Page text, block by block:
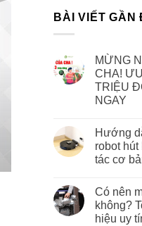
BÀI VIẾT GẦN
MỪNG
CHA!
TRIỆU
NGAY
Hướng
robot
tác cơ
Có nên
không?
hiệu uy